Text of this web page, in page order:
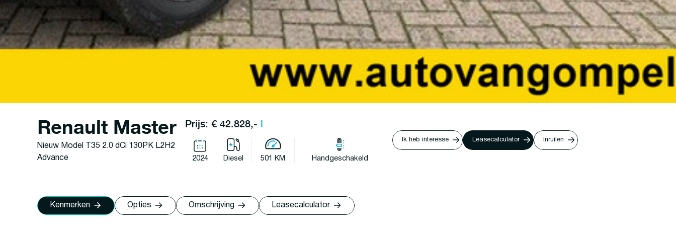
Renault Master
Nieuw Model T35 2.0 dCi 130PK L2H2
Advance
Prijs: € 42.828,- l
2024 Diesel 501 KM Handgeschakeld
Ik heb interesse Leasecalculator Inruilen
Kenmerken Opties Omschrijving Leasecalculator